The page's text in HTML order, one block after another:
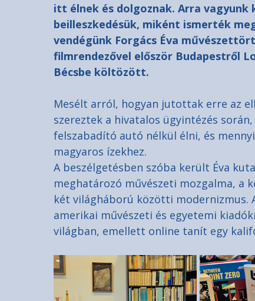
itt élnek és dolgoznak. Arra vagyunk
beilleszkedésük, miként ismerték
vendégünk Forgács Éva
filmrendezővel először Budapestről
Bécsbe költözött.
Mesélt arról, hogyan jutottak erre az
szereztek a hivatalos ügyintézés
felszabadító autó nélkül élni, és
magyaros ízekhez.
A beszélgetésben szóba került Éva
meghatározó művészeti mozgalma, a
két világháború közötti modernizmus.
amerikai művészeti és egyetemi
világban, emellett online tanít egy